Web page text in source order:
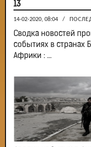
13
14-02-2020, 08:04 /
Сводка новостей
событиях в странах
Африки : ...